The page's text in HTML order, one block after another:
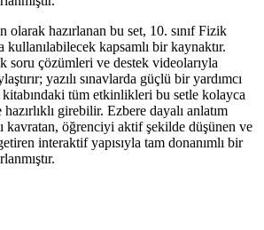
hazırlanan bu set, 10. sınıf Fizik
kullanılabilecek kapsamlı bir kaynaktır.
soru çözümleri ve destek videolarıyla
yazılı sınavlarda güçlü bir yardımcı
tüm etkinlikleri bu setle kolayca
girebilir. Ezbere dayalı anlatım
kavratan, öğrenciyi aktif şekilde düşünen ve
interaktif yapısıyla tam donanımlı bir